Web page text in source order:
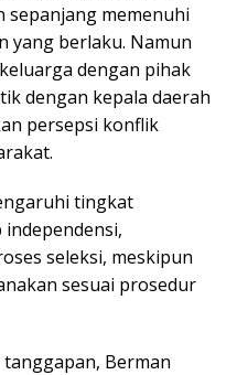
sepanjang memenuhi
yang berlaku. Namun
dengan pihak
dengan kepala daerah
persepsi konflik
tingkat
seleksi, meskipun
sesuai prosedur
tanggapan, Berman